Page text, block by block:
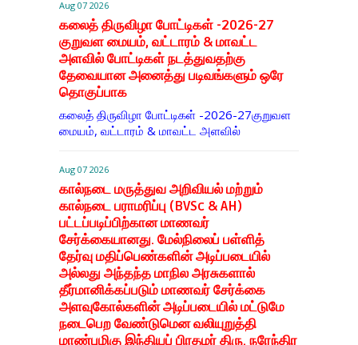
Aug 07 2026
கலைத் திருவிழா போட்டிகள் -2026-27
குறுவள மையம், வட்டாரம் & மாவட்ட
அளவில் போட்டிகள் நடத்துவதற்கு
தேவையான அனைத்து படிவங்களும் ஒரே
தொகுப்பாக
கலைத் திருவிழா போட்டிகள் -2026-27குறுவள
மையம், வட்டாரம் & மாவட்ட அளவில்
Aug 07 2026
கால்நடை மருத்துவ அறிவியல் மற்றும்
கால்நடை பராமரிப்பு (BVSc & AH)
பட்டப்படிப்பிற்கான மாணவர்
சேர்க்கையானது. மேல்நிலைப் பள்ளித்
தேர்வு மதிப்பெண்களின் அடிப்படையில்
அல்லது அந்தந்த மாநில அரசுகளால்
தீர்மானிக்கப்படும் மாணவர் சேர்க்கை
அளவுகோல்களின் அடிப்படையில் மட்டுமே
நடைபெற வேண்டுமென வலியுறுத்தி
மாண்புமிகு இந்தியப் பிரதமர் திரு. நரேந்திர